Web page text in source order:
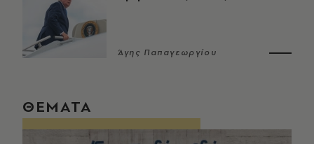
Άγης Παπαγεωργίου
ΘΕΜΑΤΑ